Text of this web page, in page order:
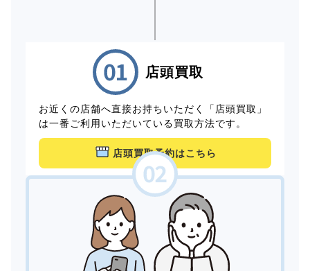
店頭買取
お近くの店舗へ直接お持ちいただく「店頭買取」
は一番ご利用いただいている買取方法です。
店頭買取予約はこちら